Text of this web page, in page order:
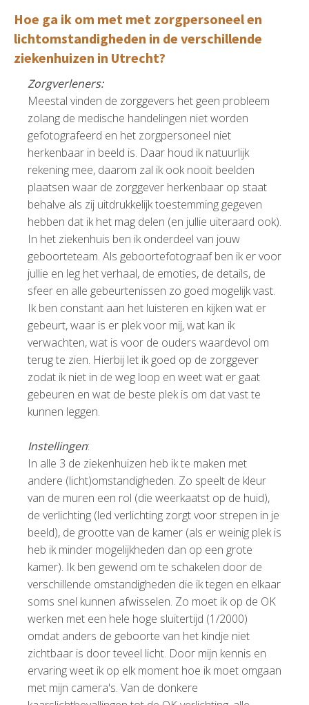
Hoe ga ik om met met zorgpersoneel en
lichtomstandigheden in de verschillende
ziekenhuizen in Utrecht?
Zorgverleners:
Meestal vinden de zorggevers het geen probleem
zolang de medische handelingen niet worden
gefotografeerd en het zorgpersoneel niet
herkenbaar in beeld is. Daar houd ik natuurlijk
rekening mee, daarom zal ik ook nooit beelden
plaatsen waar de zorggever herkenbaar op staat
behalve als zij uitdrukkelijk toestemming gegeven
hebben dat ik het mag delen (en jullie uiteraard ook).
In het ziekenhuis ben ik onderdeel van jouw
geboorteteam. Als geboortefotograaf ben ik er voor
jullie en leg het verhaal, de emoties, de details, de
sfeer en alle gebeurtenissen zo goed mogelijk vast.
Ik ben constant aan het luisteren en kijken wat er
gebeurt, waar is er plek voor mij, wat kan ik
verwachten, wat is voor de ouders waardevol om
terug te zien. Hierbij let ik goed op de zorggever
zodat ik niet in de weg loop en weet wat er gaat
gebeuren en wat de beste plek is om dat vast te
kunnen leggen.
Instellingen:
In alle 3 de ziekenhuizen heb ik te maken met
andere (licht)omstandigheden. Zo speelt de kleur
van de muren een rol (die weerkaatst op de huid),
de verlichting (led verlichting zorgt voor strepen in je
beeld), de grootte van de kamer (als er weinig plek is
heb ik minder mogelijkheden dan op een grote
kamer). Ik ben gewend om te schakelen door de
verschillende omstandigheden die ik tegen en elkaar
soms snel kunnen afwisselen. Zo moet ik op de OK
werken met een hele hoge sluitertijd (1/2000)
omdat anders de geboorte van het kindje niet
zichtbaar is door teveel licht. Door mijn kennis en
ervaring weet ik op elk moment hoe ik moet omgaan
met mijn camera's. Van de donkere